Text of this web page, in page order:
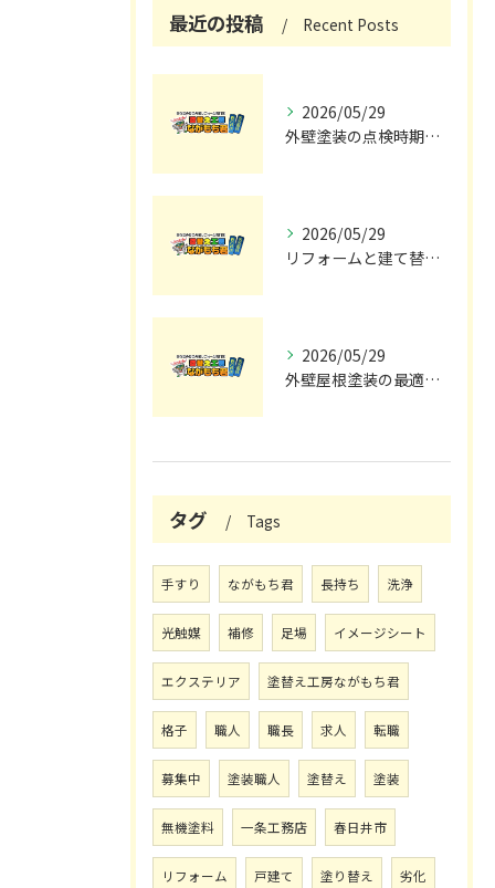
最近の投稿 Recent Posts
2026/05/29
外壁塗装の点検時期と施工の最適タイミング
2026/05/29
リフォームと建て替えの費用と注意点完全解説
2026/05/29
外壁屋根塗装の最適メンテナンス時期
タグ Tags
手すり ながもち君 長持ち 洗浄
光触媒 補修 足場 イメージシート
エクステリア 塗替え工房ながもち君
格子 職人 職長 求人 転職
募集中 塗装職人 塗替え 塗装
無機塗料 一条工務店 春日井市
リフォーム 戸建て 塗り替え 劣化